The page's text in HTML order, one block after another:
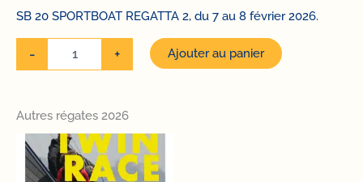
SB 20 SPORTBOAT REGATTA 2, du 7 au 8 février 2026.
-
2026
SB20
SPORTBOAT
REGATTA
+ Ajouter au panier
Autres régates 2026